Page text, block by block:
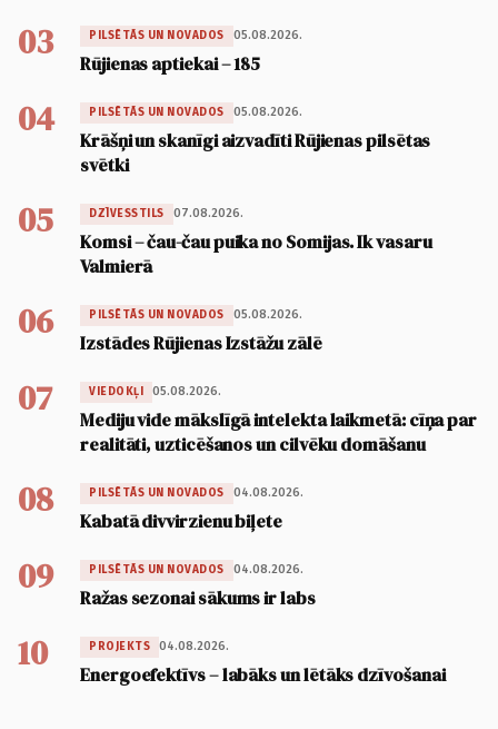
03 PILSĒTĀS UN NOVADOS 05.08.2026.
Rūjienas aptiekai – 185
04 PILSĒTĀS UN NOVADOS 05.08.2026.
Krāšņi un skanīgi aizvadīti Rūjienas pilsētas
svētki
05 DZĪVESSTILS 07.08.2026.
Komsi – čau-čau puika no Somijas. Ik vasaru
Valmierā
06 PILSĒTĀS UN NOVADOS 05.08.2026.
Izstādes Rūjienas Izstāžu zālē
07 VIEDOKĻI 05.08.2026.
Mediju vide mākslīgā intelekta laikmetā: cīņa par
realitāti, uzticēšanos un cilvēku domāšanu
08 PILSĒTĀS UN NOVADOS 04.08.2026.
Kabatā divvirzienu biļete
09 PILSĒTĀS UN NOVADOS 04.08.2026.
Ražas sezonai sākums ir labs
10 PROJEKTS 04.08.2026.
Energoefektīvs – labāks un lētāks dzīvošanai